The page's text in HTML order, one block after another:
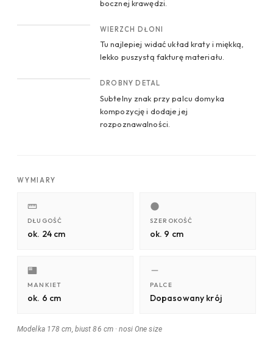
bocznej krawędzi.
WIERZCH DŁONI
Tu najlepiej widać układ kraty i miękką,
lekko puszystą fakturę materiału.
DROBNY DETAL
Subtelny znak przy palcu domyka
kompozycję i dodaje jej
rozpoznawalności.
WYMIARY
DŁUGOŚĆ
ok. 24 cm
SZEROKOŚĆ
ok. 9 cm
MANKIET
ok. 6 cm
PALCE
Dopasowany krój
Modelka 178 cm, biust 86 cm ·nosi One size